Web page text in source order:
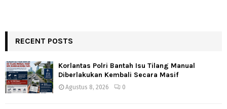
RECENT POSTS
Korlantas Polri Bantah Isu Tilang Manual
Diberlakukan Kembali Secara Masif
Agustus 8, 2026 0